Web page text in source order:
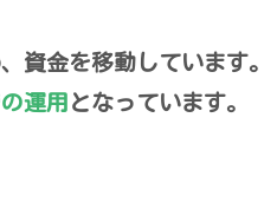
資金を移動しています。
運用 となっています。